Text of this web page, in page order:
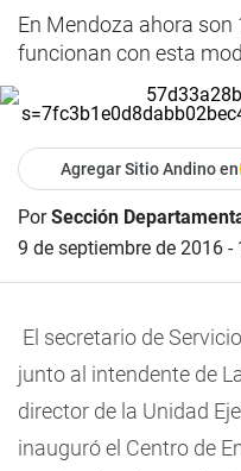
En Mendoza ahora
funcionan con esta
Agregar Sitio Andino en
PorSección
9 de septiembre de 2016 -
El secretario de
junto al intendente de
director de la Unidad
inauguró el Centro de